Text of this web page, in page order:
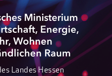
Landes Hessen